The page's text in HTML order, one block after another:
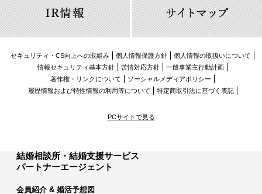
セキュリティ・CS向上への取組み 個人情報保護方針
個人情報の取扱いについて
情報セキュリティ基本方針
苦情対応方針
一般事業主行動計画
著作権・リンクについて
ソーシャルメディアポリシー
履歴情報および特性情報の利用等について
特定商取引法に基づく表記
PCサイトで見る
結婚相談所・結婚支援サービス
パートナーエージェント
会員紹介 & 婚活予想図